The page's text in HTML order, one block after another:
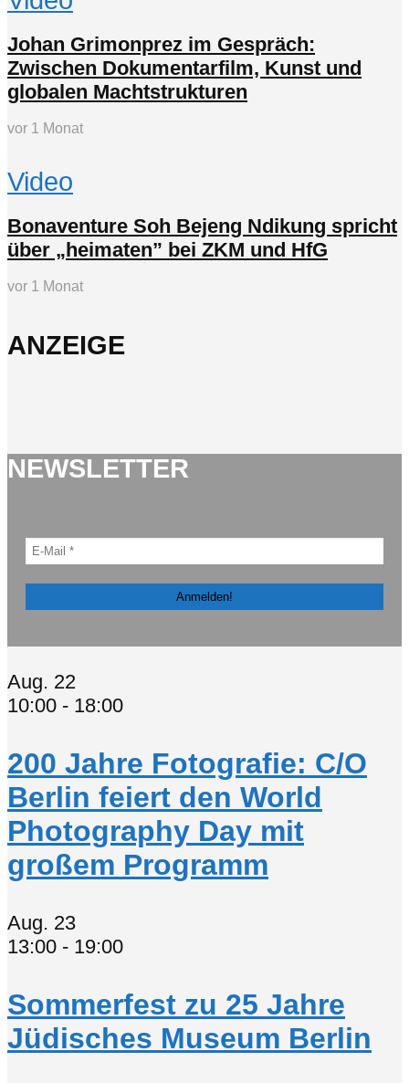
Johan Grimonprez im Gespräch:
Zwischen Dokumentarfilm, Kunst und
globalen Machtstrukturen
vor 1 Monat
Video
Bonaventure Soh Bejeng Ndikung spricht
über „heimaten” bei ZKM und HfG
vor 1 Monat
ANZEIGE
NEWSLETTER
Aug. 22
10:00 - 18:00
200 Jahre Fotografie: C/O
Berlin feiert den World
Photography Day mit
großem Programm
Aug. 23
13:00 - 19:00
Sommerfest zu 25 Jahre
Jüdisches Museum Berlin